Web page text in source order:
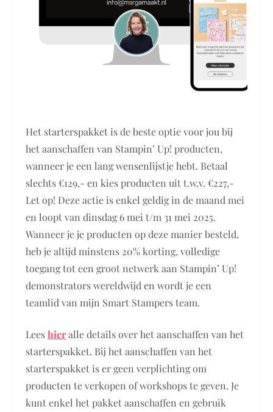
Het starterspakket is de beste optie voor jou bij
het aanschaffen van Stampin’ Up! producten,
wanneer je een lang wensenlijstje hebt. Betaal
slechts €129,- en kies producten uit t.w.v. €227,-
Let op! Deze actie is enkel geldig in de maand mei
en loopt van dinsdag 6 mei t/m 31 mei 2025.
Wanneer je je producten op deze manier besteld,
heb je altijd minstens 20% korting, volledige
toegang tot een groot netwerk aan Stampin’ Up!
demonstrators wereldwijd en wordt je een
teamlid van mijn Smart Stampers team.
Leeshieralle details over het aanschaffen van het
starterspakket. Bij het aanschaffen van het
starterspakket is er geen verplichting om
producten te verkopen of workshops te geven. Je
kunt enkel het pakket aanschaffen en gebruik